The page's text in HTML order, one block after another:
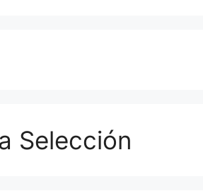
Selección